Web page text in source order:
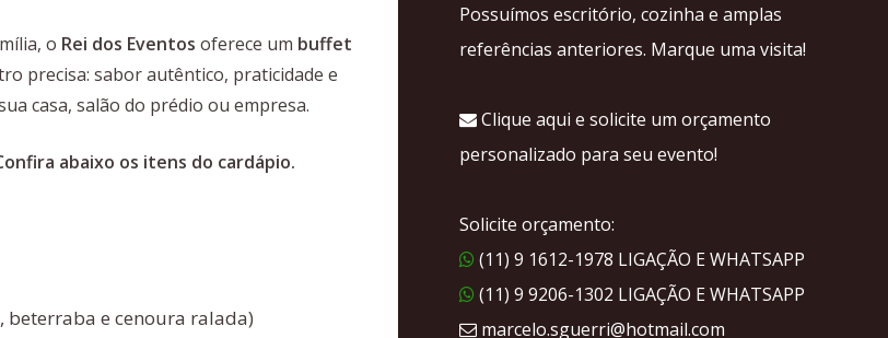
o Rei dos Eventos oferece um buffet
precisa: sabor autêntico, praticidade e
casa, salão do prédio ou empresa.
abaixo os itens do cardápio.
beterraba e cenoura ralada)
Possuímos escritório, cozinha e amplas
referências anteriores. Marque uma visita!
Clique aqui e solicite um orçamento
personalizado para seu evento!
Solicite orçamento:
(11) 9 1612-1978 LIGAÇÃO E WHATSAPP
(11) 9 9206-1302 LIGAÇÃO E WHATSAPP
marcelo.sguerri@hotmail.com